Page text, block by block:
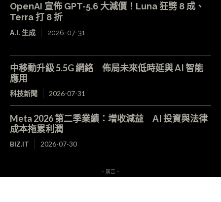
OpenAI 宣佈 GPT-5.6 大減價！Luna 狂劈 8 成、
Terra 打 8 折
A.I. 生成 2026-07-31
中移動升級 5.5G 網絡 佈局未來低時延與 AI 智能
應用
科技新聞 2026-07-31
Meta 2026 第二季業績：增收減益 AI 投資與法律
成本拖累利潤
BIZ.IT 2026-07-30
- 廣告 -